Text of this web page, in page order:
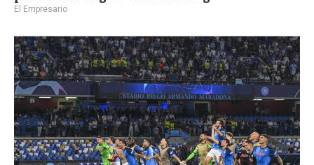
El Empresario